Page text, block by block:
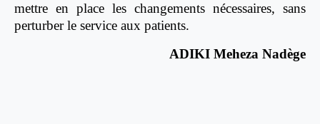
mettre en place les changements nécessaires, sans
perturber le service aux patients.
ADIKI Meheza Nadège